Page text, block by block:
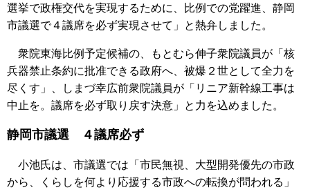
選挙で政権交代を実現するために、比例での党躍進、静岡
市議選で４議席を必ず実現させて」と熱弁しました。
衆院東海比例予定候補の、もとむら伸子衆院議員が「核
兵器禁止条約に批准できる政府へ、被爆２世として全力を
尽くす」、しまづ幸広前衆院議員が「リニア新幹線工事は
中止を。議席を必ず取り戻す決意」と力を込めました。
静岡市議選 ４議席必ず
小池氏は、市議選では「市民無視、大型開発優先の市政
から、くらしを何より応援する市政への転換が問われる」